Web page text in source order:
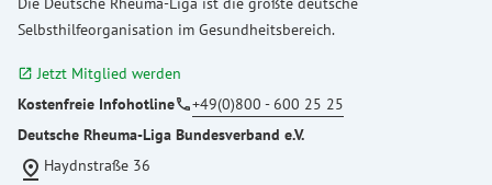
Selbsthilfeorganisation im Gesundheitsbereich.
open_in_new Jetzt Mitglied werden
Kostenfreie Infohotlinephone+49(0)800 - 600 25 25
Deutsche Rheuma-Liga Bundesverband e.V.
pin_drop Haydnstraße 36